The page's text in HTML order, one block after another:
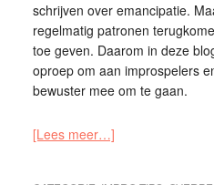
schrijven over emancipatie.
regelmatig patronen
toe geven. Daarom in deze
oproep om aan improspelers
bewuster mee om te gaan.
[Lees meer…]